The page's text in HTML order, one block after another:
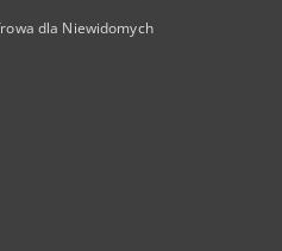
dla Niewidomych